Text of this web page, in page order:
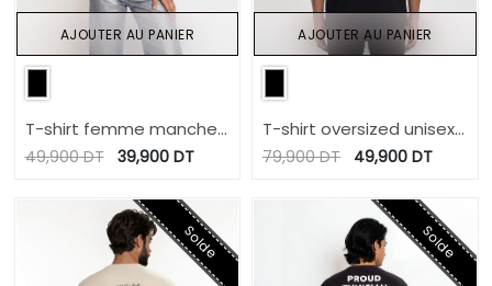
T-shirt femme manches
courtes إلي ليك ليك
49,900DT 39,900DT
AJOUTER AU PANIER
T-shirt oversized unisexe
manches courtes K tn
79,900DT 49,900 DT
AJOUTER AU PANIER
Solde Solde